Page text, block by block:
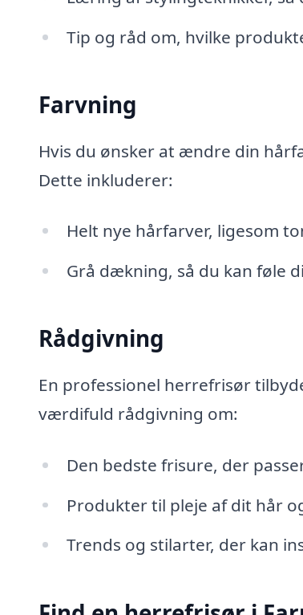
Tip og råd om, hvilke
Farvning
Hvis du ønsker at ændre din
Dette inkluderer:
Helt nye hårfarver, ligesom
Grå dækning, så du kan føle
Rådgivning
En professionel herrefrisør
værdifuld rådgivning om:
Den bedste frisure, der
Produkter til pleje af dit hår
Trends og stilarter, der kan